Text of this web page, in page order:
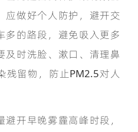
应做好个人防护，避开交
多的路段，避免吸入更多
及时洗脸、漱口、清理鼻
残留物，防止PM2.5对人
开早晚雾霾高峰时段，